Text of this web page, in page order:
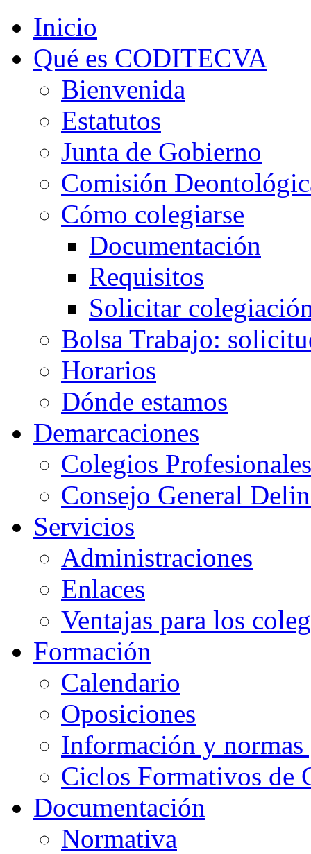
Inicio
Qué es CODITECVA
Bienvenida
Estatutos
Junta de Gobierno
Comisión
Cómo colegiarse
Documentación
Requisitos
Solicitar
Bolsa Trabajo:
Horarios
Dónde estamos
Demarcaciones
Colegios Profesionales
Consejo General
Servicios
Administraciones
Enlaces
Ventajas para los
Formación
Calendario
Oposiciones
Información y normas
Ciclos Formativos de
Documentación
Normativa